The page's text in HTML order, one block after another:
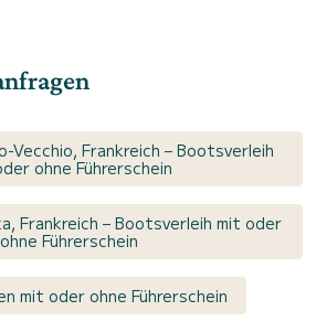
Vecchio, Frankreich – Bootsverleih
ohne Führerschein
Frankreich – Bootsverleih mit oder
ohne Führerschein
mit oder ohne Führerschein